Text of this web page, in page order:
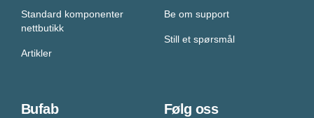
Standard komponenter
nettbutikk
Artikler
Be om support
Still et spørsmål
Bufab Følg oss